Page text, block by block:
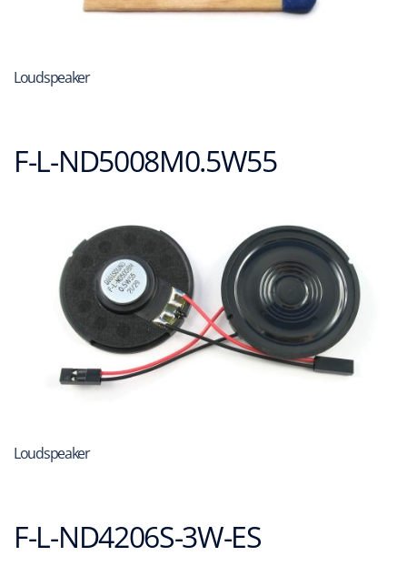
Loudspeaker
F-L-ND5008M0.5W55
Loudspeaker
F-L-ND4206S-3W-ES